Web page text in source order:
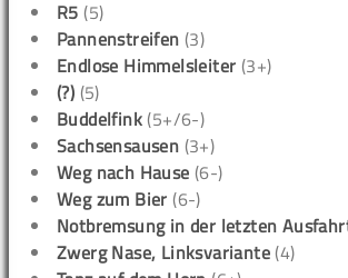
R5 (5)
Pannenstreifen (3)
Endlose Himmelsleiter (3+)
(?) (5)
Buddelfink (5+/6-)
Sachsensausen (3+)
Weg nach Hause (6-)
Weg zum Bier (6-)
Notbremsung in der letzten
Zwerg Nase, Linksvariante (4)